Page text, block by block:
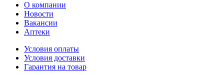
О компании
Новости
Вакансии
Аптеки
Условия оплаты
Условия доставки
Гарантия на товар